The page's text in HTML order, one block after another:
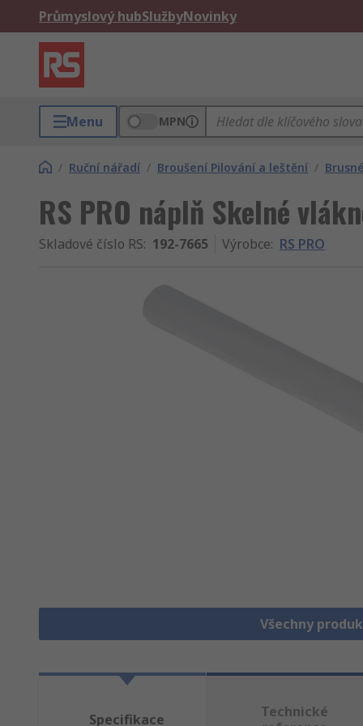
Průmyslový hubSlužbyNovinky
Menu MPN
/ Ruční nářadí / Broušení Pilování a leštění /
RS PRO náplň Skelné
Skladové číslo RS: 192-7665 Výrobce: RS PRO
Všechny
Specifikace
Technické